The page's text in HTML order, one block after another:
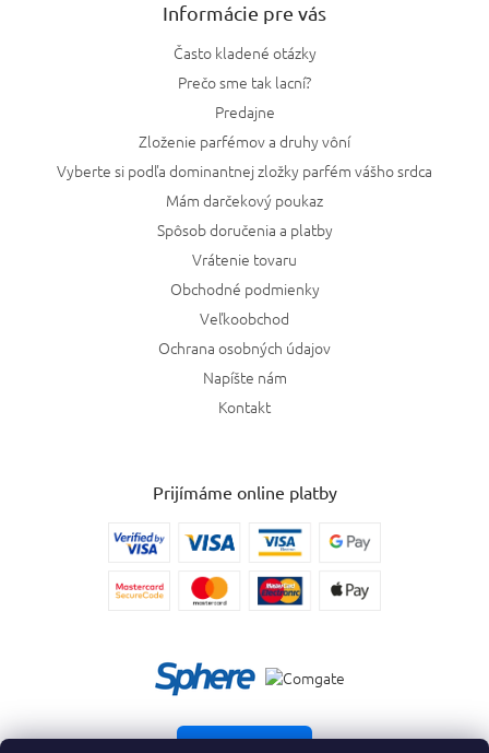
Informácie pre vás
Často kladené otázky
Prečo sme tak lacní?
Predajne
Zloženie parfémov a druhy vôní
Vyberte si podľa dominantnej zložky parfém vášho srdca
Mám darčekový poukaz
Spôsob doručenia a platby
Vrátenie tovaru
Obchodné podmienky
Veľkoobchod
Ochrana osobných údajov
Napíšte nám
Kontakt
Prijímáme online platby